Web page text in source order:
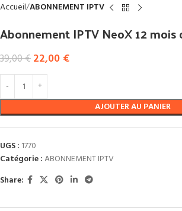
Accueil ABONNEMENT IPTV
Abonnement IPTV NeoX 12
39,00€22,00 €
AJOUTER AU PANIER
UGS : 1770
Catégorie :ABONNEMENT IPTV
Share: